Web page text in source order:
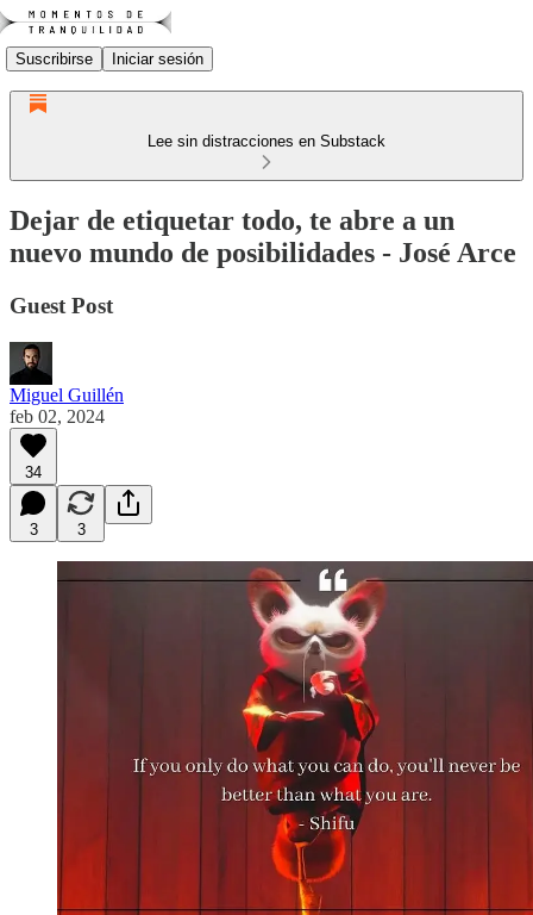
Suscribirse Iniciar sesión
Lee sin distracciones en Substack
Dejar de etiquetar todo, te abre a un
nuevo mundo de posibilidades - José Arce
Guest Post
Miguel Guillén
feb 02, 2024
34
3 3